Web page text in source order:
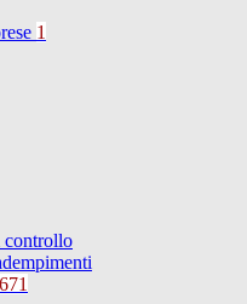
1
controllo
671